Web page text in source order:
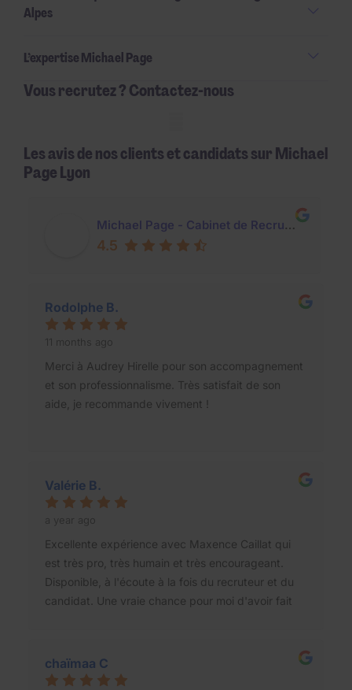
Alpes
L’expertise Michael Page
Vous recrutez ? Contactez-nous
Les avis de nos clients et candidats sur Michael
Page Lyon
Michael Page - Cabinet de Recrutement Lyon
4.5
Rodolphe B.
11 months ago
Merci à Audrey Hirelle pour son accompagnement
et son professionnalisme. Très satisfait de son
aide, je recommande vivement !
Valérie B.
a year ago
Excellente expérience avec Maxence Caillat qui
est très pro, très humain et très encourageant.
Disponible, à l'écoute à la fois du recruteur et du
candidat. Une vraie chance pour moi d'avoir fait
cabinet et la collaboration avec Maxence les yeux
fermés !
chaïmaa C